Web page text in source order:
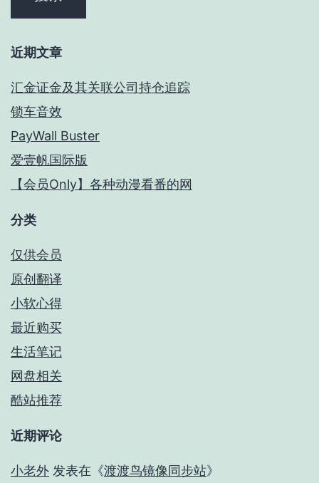
近期文章
汇金证金及其关联公司持仓追踪
锁车音效
PayWall Buster
爱壹帆国际版
【会员Only】各种动漫看番的网
分类
仅供会员
原创翻译
小软心得
最近购买
生活笔记
网盘相关
酷站推荐
近期评论
小老外 发表在《渡渡鸟镜像同步站》